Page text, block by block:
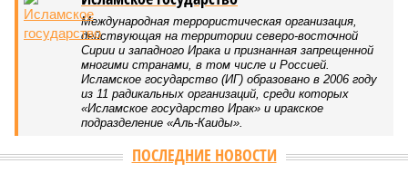
В нескольких станциях от уже сданного «Сказочного
леса» пайщики ЖК «Станция Л» продолжают ждать от
компании Capital Group начала реальной достройки
«Станция ожидания» для дольщиков